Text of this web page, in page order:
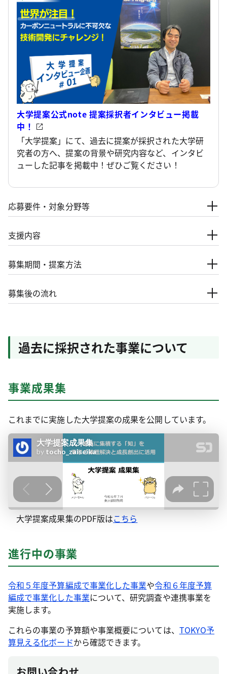
大学提案公式note 提案採択者インタビュー掲載
中！
「大学提案」にて、過去に提案が採択された大学研
究者の方へ、提案の背景や研究内容など、インタビ
ューした記事を掲載中！ぜひご覧ください！
応募要件・対象分野等
支援内容
募集期間・提案方法
募集後の流れ
過去に採択された事業について
事業成果集
これまでに実施した大学提案の成果を公開しています。
大学提案成果集のPDF版はこちら
進行中の事業
令和５年度予算編成で事業化した事業や令和６年度予算
編成で事業化した事業について、研究調査や連携事業を
実施します。
これらの事業の予算額や事業概要については、 TOKYO予
算見える化ボードから確認できます。